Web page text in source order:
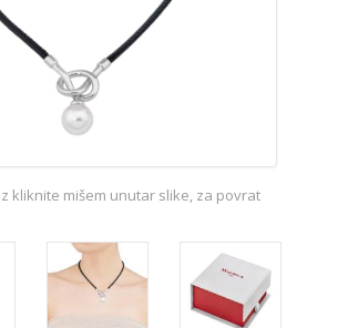
kliknite mišem unutar slike, za povrat